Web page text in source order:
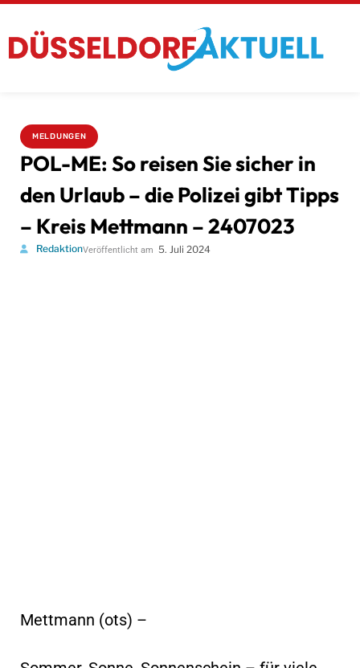
MELDUNGEN
POL-ME: So reisen Sie sicher in
den Urlaub – die Polizei gibt Tipps
– Kreis Mettmann – 2407023
RedaktionVeröffentlicht am 5. Juli 2024
Mettmann (ots) –